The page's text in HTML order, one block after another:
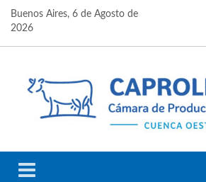
Buenos Aires, 6 de Agosto de
2026